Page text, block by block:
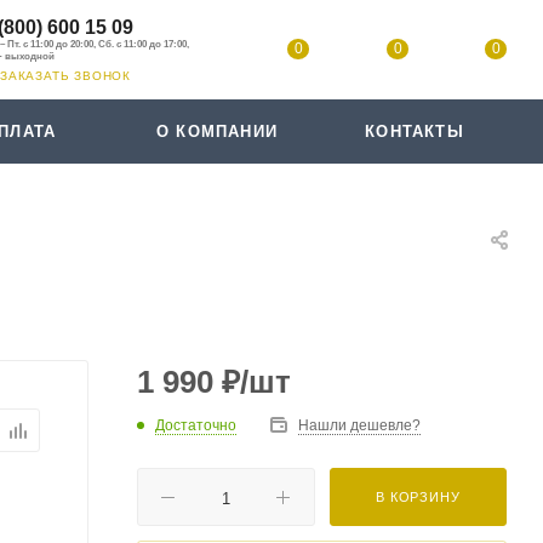
600 15 09
ЗАКАЗАТЬ ЗВОНОК
0 0 0
О КОМПАНИИ КОНТАКТЫ
1 990 ₽/шт
Достаточно Нашли дешевле?
В КОРЗИНУ